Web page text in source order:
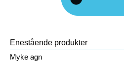
Enestående produkter
Myke agn